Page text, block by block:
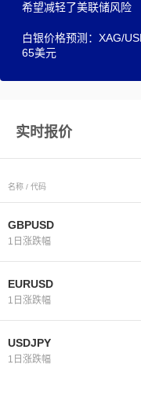
希望减轻了美联储风险
白银价格预测：XAG/
65美元
实时报价
名称 / 代码
GBPUSD
1日涨跌幅
EURUSD
1日涨跌幅
USDJPY
1日涨跌幅